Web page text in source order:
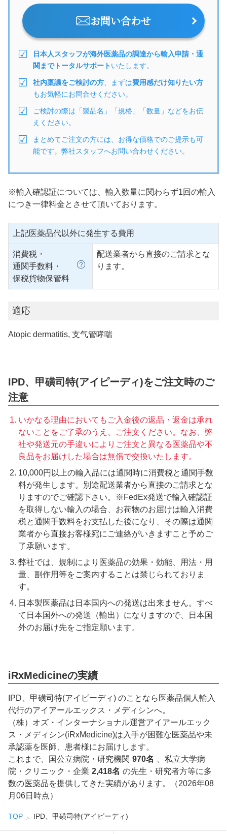
お問い合わせ
日本人スタッフが海外医薬品の調達から輸入申請・通
関までトータルサポートいたします。
社内稟議をご検討の方 、まずは費用感だけ知りたい方
もお気軽にお問合せください。
ご検討の際は「製品名」「規格」「数量」などをお伝
えください。
まとめてご注文の方には、お得な価格でのご提示も可
能です。弊社スタッフへお問い合わせください。
※輸入確認証については、輸入数量に関わらず1回の輸入
につき一律料金とさせて頂いております。
上記医薬品代以外に発生する費用
消費税・
通関手数料・
保税貨物保管料
配送業者から直接のご請求とな
ります。
適応
Atopic dermatitis, 支气管哮喘
IPD、甲磺司特(アイピーディ)をご注文時のご
注意
いかなる理由においてもご入金後の返品・返金は承れ
ないことをご了承のうえ、ご注文ください。なお、弊
社や発送元の手違いによりご注文と異なる医薬品や不
良品をお届けした場合は無償で交換いたします。
10,000円以上の輸入品には通関時に消費税と通関手数
料が発生します。別途配送業者から直接のご請求とな
りますのでご確認下さい。※FedEx発送で輸入確認証
を取得しない輸入の場合、お荷物のお届けは輸入消費
税と通関手数料をお支払した後になり、その際は通関
業者から直接お客様宛にご連絡がいきますこと予めご
了承願います。
弊社では、規制により医薬品の効果・効能、用法・用
量、副作用等をご案内することは禁じられておりま
す。
日本製医薬品は日本国内への発送は出来ません。すべ
て日本国外への発送（輸出）になりますので、日本国
外のお届け先をご指定願います。
iRxMedicineの実績
IPD、甲磺司特(アイピーディ) のことなら医薬品個人輸入
代行のアイアールエックス・メディシンへ。
（株）オズ・インターナショナル運営アイアールエック
ス・メディシン(iRxMedicine)は入手が困難な医薬品や未
承認薬を医師、患者様にお届けします。
これまで、国公立病院・研究機関 970名
、私立大学病
院・クリニック・企業 2,418名 の先生・研究者方等に多
数の医薬品を提供してきた実績があります。（2026年08
月06日時点）
TOP IPD、甲磺司特(アイピーディ)